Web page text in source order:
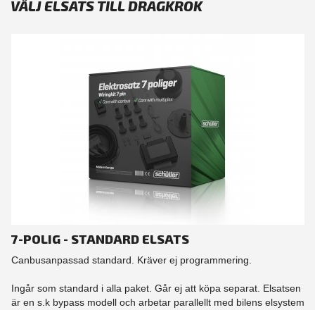
VÄLJ ELSATS TILL DRAGKROK
7-POLIG - STANDARD ELSATS
Canbusanpassad standard. Kräver ej programmering.
Ingår som standard i alla paket. Går ej att köpa separat. Elsatsen
är en s.k bypass modell och arbetar parallellt med bilens elsystem